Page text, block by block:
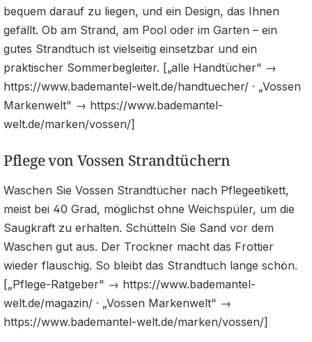
bequem darauf zu liegen, und ein Design, das Ihnen
gefällt. Ob am Strand, am Pool oder im Garten – ein
gutes Strandtuch ist vielseitig einsetzbar und ein
praktischer Sommerbegleiter. [„alle Handtücher" →
https://www.bademantel-welt.de/handtuecher/ · „Vossen
Markenwelt" → https://www.bademantel-
welt.de/marken/vossen/]
Pflege von Vossen Strandtüchern
Waschen Sie Vossen Strandtücher nach Pflegeetikett,
meist bei 40 Grad, möglichst ohne Weichspüler, um die
Saugkraft zu erhalten. Schütteln Sie Sand vor dem
Waschen gut aus. Der Trockner macht das Frottier
wieder flauschig. So bleibt das Strandtuch lange schön.
[„Pflege-Ratgeber" → https://www.bademantel-
welt.de/magazin/ · „Vossen Markenwelt" →
https://www.bademantel-welt.de/marken/vossen/]